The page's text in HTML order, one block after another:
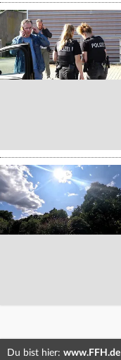
Du bist hier: www.FFH.de